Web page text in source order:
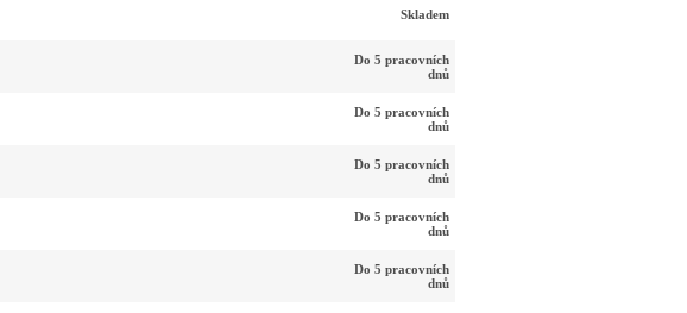
Skladem
Do 5 pracovních
dnů
Do 5 pracovních
dnů
Do 5 pracovních
dnů
Do 5 pracovních
dnů
Do 5 pracovních
dnů